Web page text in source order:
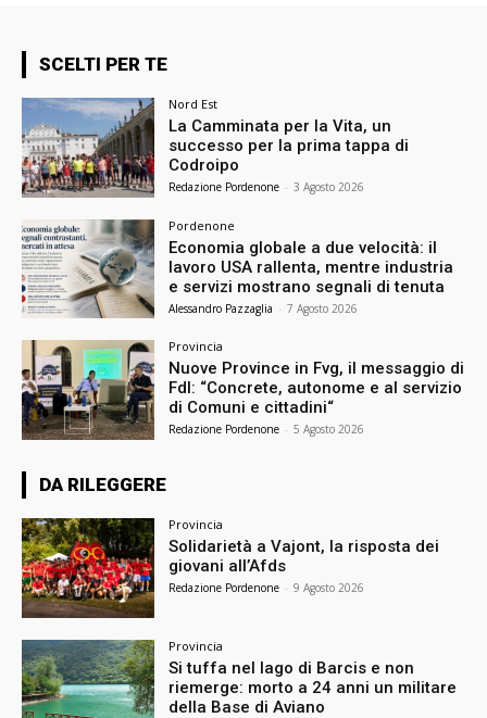
SCELTI PER TE
Nord Est
La Camminata per la Vita, un
successo per la prima tappa di
Codroipo
Redazione Pordenone - 3 Agosto 2026
Pordenone
Economia globale a due velocità: il
lavoro USA rallenta, mentre industria
e servizi mostrano segnali di tenuta
Alessandro Pazzaglia - 7 Agosto 2026
Provincia
Nuove Province in Fvg, il messaggio di
FdI: “Concrete, autonome e al servizio
di Comuni e cittadini“
Redazione Pordenone - 5 Agosto 2026
DA RILEGGERE
Provincia
Solidarietà a Vajont, la risposta dei
giovani all’Afds
Redazione Pordenone - 9 Agosto 2026
Provincia
Si tuffa nel lago di Barcis e non
riemerge: morto a 24 anni un militare
della Base di Aviano